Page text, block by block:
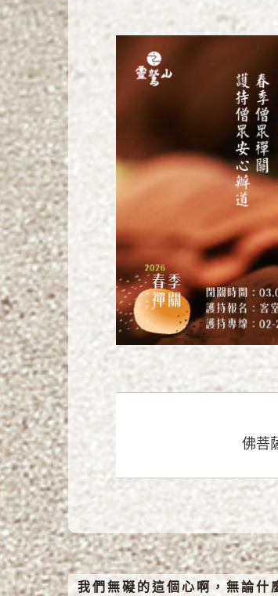
佛菩
我們無礙的這個心啊，無論什